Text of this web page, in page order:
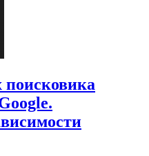
поисковика